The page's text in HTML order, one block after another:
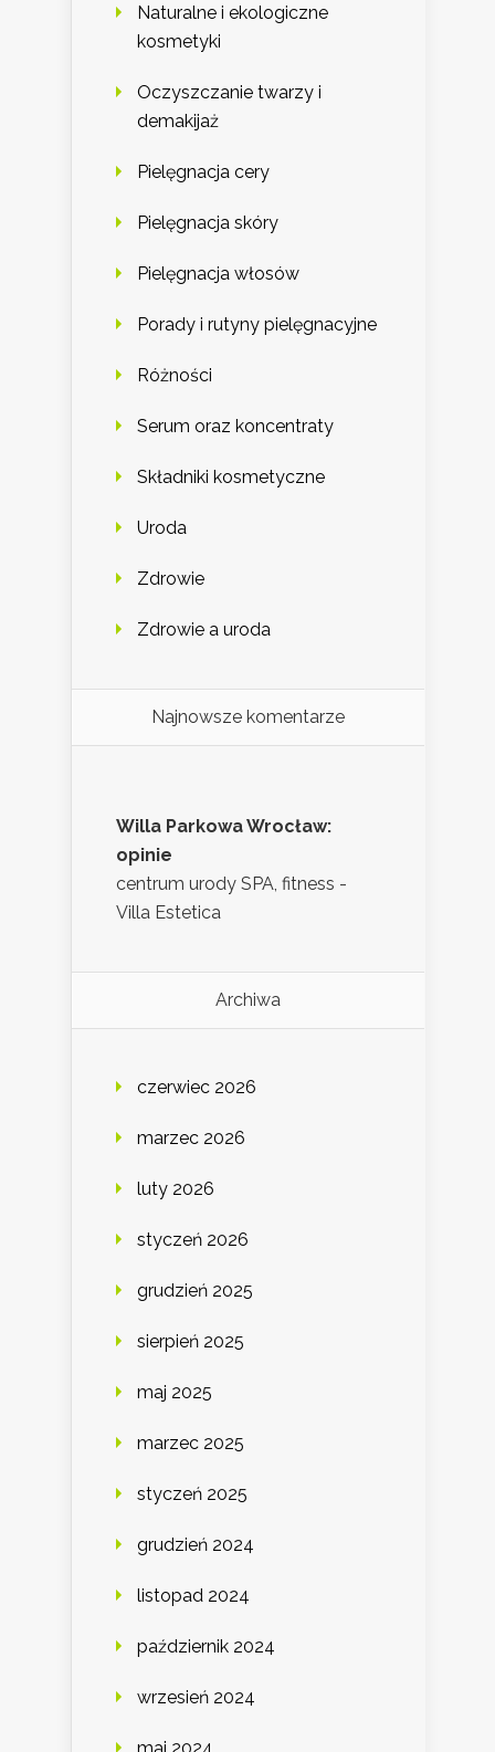
Naturalne i ekologiczne
kosmetyki
Oczyszczanie twarzy i
demakijaż
Pielęgnacja cery
Pielęgnacja skóry
Pielęgnacja włosów
Porady i rutyny pielęgnacyjne
Różności
Serum oraz koncentraty
Składniki kosmetyczne
Uroda
Zdrowie
Zdrowie a uroda
Najnowsze komentarze
Willa Parkowa Wrocław:
opinie
centrum urody SPA, fitness -
Villa Estetica
Archiwa
czerwiec 2026
marzec 2026
luty 2026
styczeń 2026
grudzień 2025
sierpień 2025
maj 2025
marzec 2025
styczeń 2025
grudzień 2024
listopad 2024
październik 2024
wrzesień 2024
maj 2024